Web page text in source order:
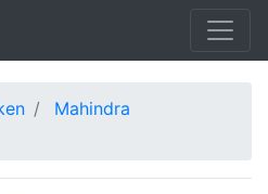
Mahindra